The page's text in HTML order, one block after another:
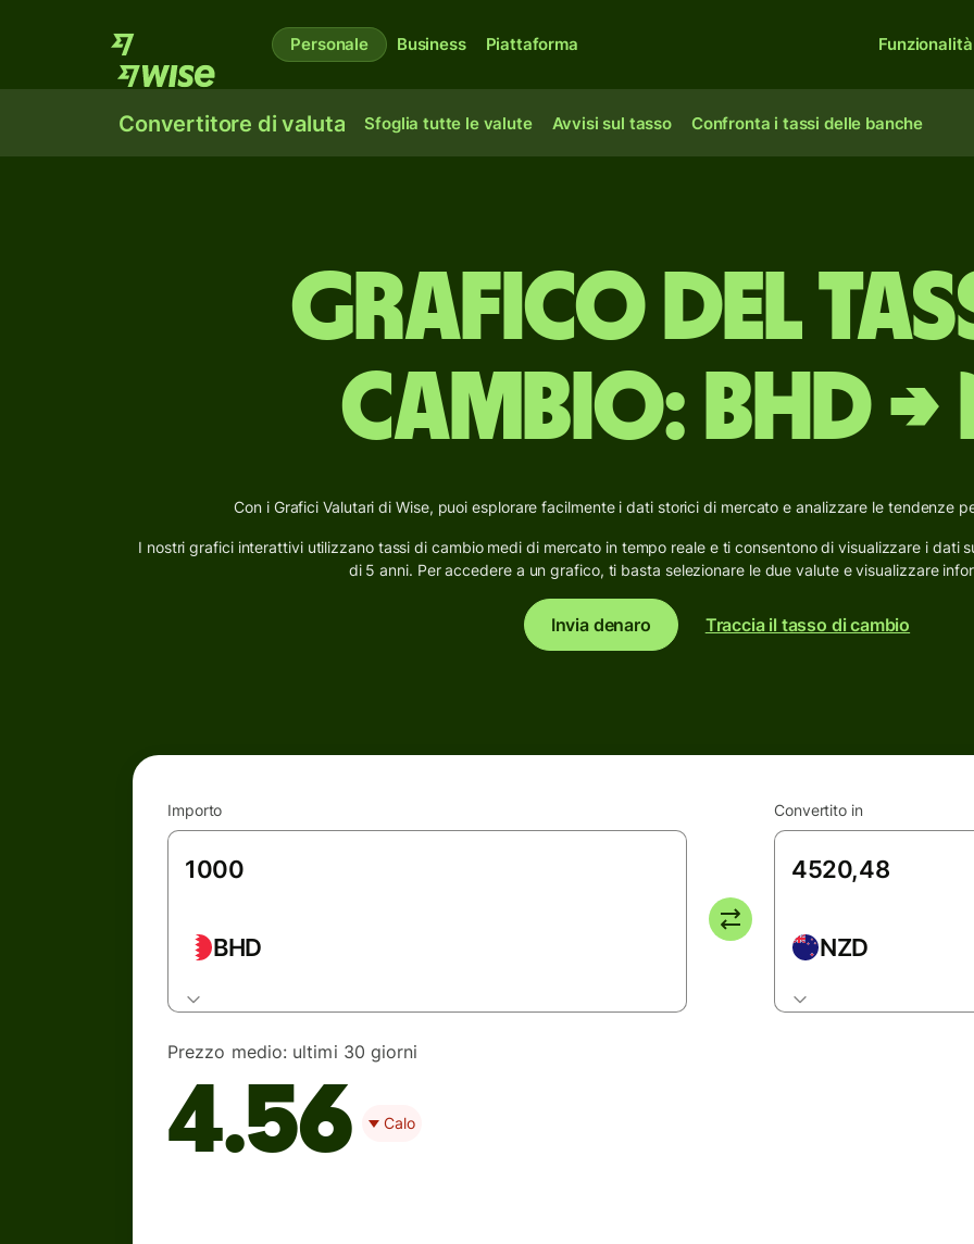
Personale Business Piattaforma Funzionalità
Convertitore di valuta Sfoglia tutte le valute Avvisi sul tasso Confronta i tassi delle banche
Grafico del
cambio: BHD →
Con i Grafici Valutari di Wise, puoi esplorare facilmente i dati storici di mercato e analizzare le tendenze
I nostri grafici interattivi utilizzano tassi di cambio medi di mercato in tempo reale e ti consentono di visualizzare i dati
di 5 anni. Per accedere a un grafico, ti basta selezionare le due valute e visualizzare
Invia denaro Traccia il tasso di cambio
Importo
BHD
Convertito in
NZD
Prezzo medio: ultimi 30 giorni
4.56 Calo